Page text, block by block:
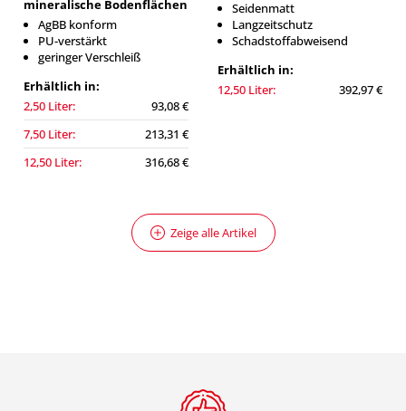
mineralische Bodenflächen
AgBB konform
PU-verstärkt
geringer Verschleiß
Erhältlich in:
2,50 Liter:
93,08 €
7,50 Liter:
213,31 €
12,50 Liter:
316,68 €
Seidenmatt
Langzeitschutz
Schadstoffabweisend
Erhältlich in:
12,50 Liter:
392,97 €
Zeige alle Artikel